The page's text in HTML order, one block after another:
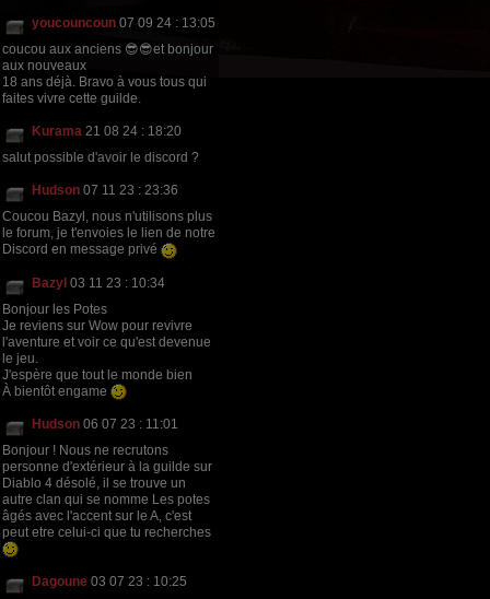
youcouncoun 07 09 24 : 13:05
coucou aux anciens 😎😎et bonjour
aux nouveaux
18 ans déjà. Bravo à vous tous qui
faites vivre cette guilde.
Kurama 21 08 24 : 18:20
salut possible d'avoir le discord ?
Hudson 07 11 23 : 23:36
Coucou Bazyl, nous n'utilisons plus
le forum, je t'envoies le lien de notre
Discord en message privé
Bazyl 03 11 23 : 10:34
Bonjour les Potes
Je reviens sur Wow pour revivre
l'aventure et voir ce qu'est devenue
le jeu.
J'espère que tout le monde bien
À bientôt engame
Hudson 06 07 23 : 11:01
Bonjour ! Nous ne recrutons
personne d'extérieur à la guilde sur
Diablo 4 désolé, il se trouve un
autre clan qui se nomme Les potes
âgés avec l'accent sur le A, c'est
peut etre celui-ci que tu recherches
Dagoune 03 07 23 : 10:25